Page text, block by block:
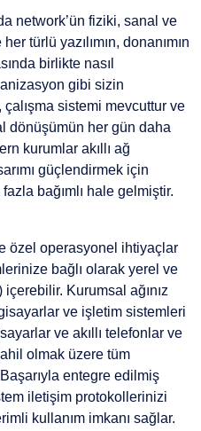
Kurumsal Network Çözümleri
Kurumsal Sistem Çözümleri
network’ün fiziki, sanal ve
türlü yazılımın, donanımın
birlikte nasıl
gibi sizin
çalışma sistemi mevcuttur ve
dönüşümün her gün daha
kurumlar akıllı ağ
güçlendirmek için
bağımlı hale gelmiştir.
özel operasyonel ihtiyaçlar
bağlı olarak yerel ve
Kurumsal ağınız
ve işletim sistemleri
ve akıllı telefonlar ve
olmak üzere tüm
entegre edilmiş
iletişim protokollerinizi
kullanım imkanı sağlar.